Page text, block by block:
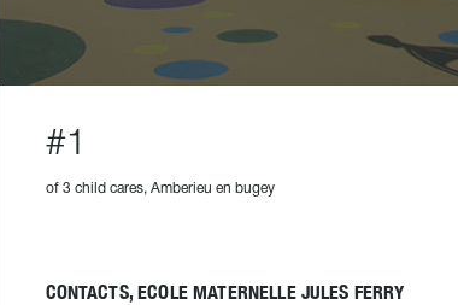
#1
of 3 child cares, Amberieu en bugey
CONTACTS, ECOLE MATERNELLE JULES FERRY